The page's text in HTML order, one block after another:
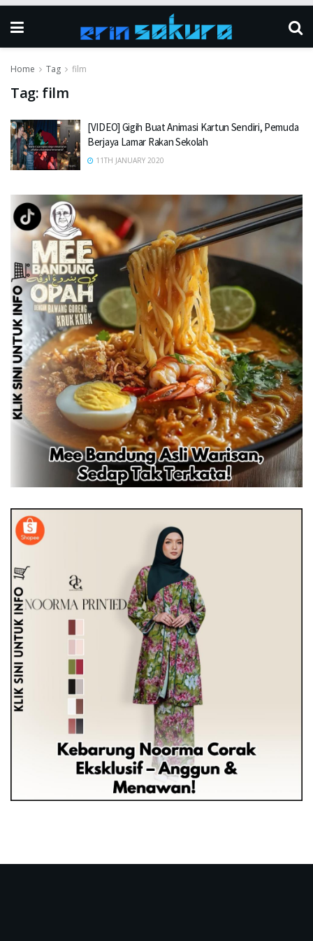
Home Tag film
Tag: film
[VIDEO] Gigih Buat Animasi Kartun Sendiri, Pemuda
Berjaya Lamar Rakan Sekolah
11TH JANUARY 2020